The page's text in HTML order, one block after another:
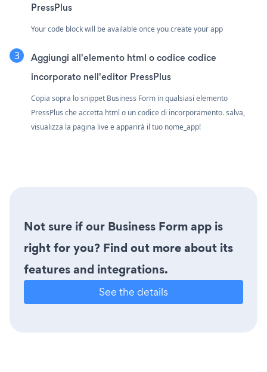
PressPlus
Your code block will be available once you create your app
Aggiungi all'elemento html o codice codice
incorporato nell'editor PressPlus
Copia sopra lo snippet Business Form in qualsiasi elemento
PressPlus che accetta html o un codice di incorporamento. salva,
visualizza la pagina live e apparirà il tuo nome_app!
Not sure if our Business Form app is
right for you? Find out more about its
features and integrations.
See the details